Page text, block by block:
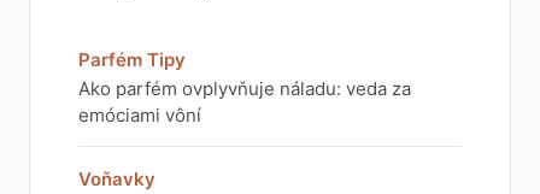
Parfém Tipy
Ako parfém ovplyvňuje náladu: veda za
emóciami vôní
Voňavky